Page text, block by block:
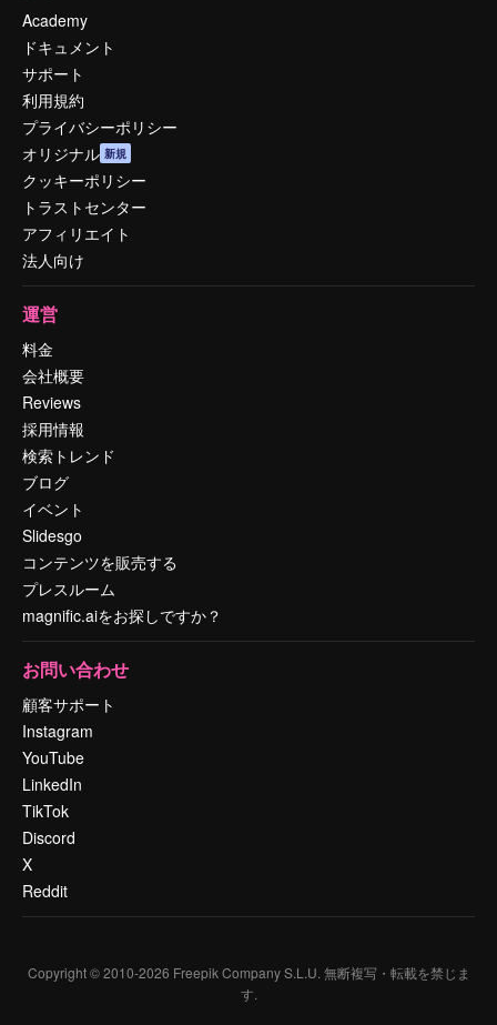
Academy
ドキュメント
サポート
利用規約
プライバシーポリシー
オリジナル 新規
クッキーポリシー
トラストセンター
アフィリエイト
法人向け
運営
料金
会社概要
Reviews
採用情報
検索トレンド
ブログ
イベント
Slidesgo
コンテンツを販売する
プレスルーム
magnific.aiをお探しですか？
お問い合わせ
顧客サポート
Instagram
YouTube
LinkedIn
TikTok
Discord
X
Reddit
Copyright © 2010-2026 Freepik Company S.L.U. 無断複写・転載を禁じま
す.